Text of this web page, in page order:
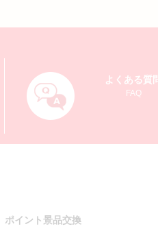
よくある質
FAQ
ポイント景品交換